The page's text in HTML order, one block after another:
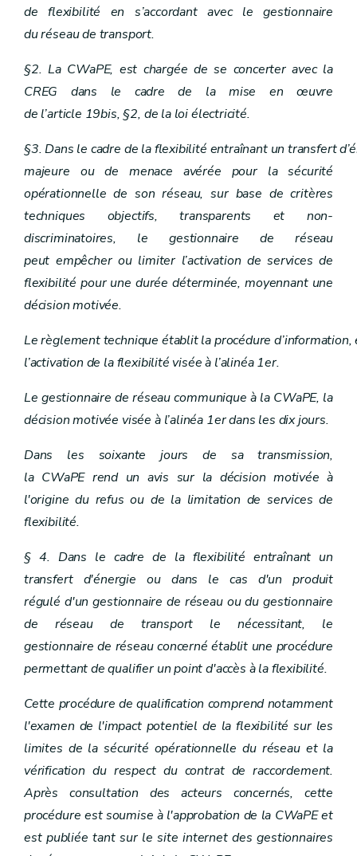
de flexibilité en s’accordant avec le gestionnaire
du réseau de transport.
§2. La CWaPE, est chargée de se concerter avec la
CREG dans le cadre de la mise en œuvre
de l’article 19bis, §2, de la loi électricité.
§3. Dans le cadre de la flexibilité entraînant un transfert
majeure ou de menace avérée pour la sécurité
opérationnelle de son réseau, sur base de critères
techniques objectifs, transparents et non-
discriminatoires, le gestionnaire de réseau
peut empêcher ou limiter l’activation de services de
flexibilité pour une durée déterminée, moyennant une
décision motivée.
Le règlement technique établit la procédure
l’activation de la flexibilité visée à l’alinéa 1er.
Le gestionnaire de réseau communique à la CWaPE, la
décision motivée visée à l’alinéa 1er dans les dix jours.
Dans les soixante jours de sa transmission,
la CWaPE rend un avis sur la décision motivée à
l'origine du refus ou de la limitation de services de
flexibilité.
§ 4. Dans le cadre de la flexibilité entraînant un
transfert d'énergie ou dans le cas d'un produit
régulé d'un gestionnaire de réseau ou du gestionnaire
de réseau de transport le nécessitant, le
gestionnaire de réseau concerné établit une procédure
permettant de qualifier un point d'accès à la flexibilité.
Cette procédure de qualification comprend notamment
l'examen de l'impact potentiel de la flexibilité sur les
limites de la sécurité opérationnelle du réseau et la
vérification du respect du contrat de raccordement.
Après consultation des acteurs concernés, cette
procédure est soumise à l'approbation de la CWaPE et
est publiée tant sur le site internet des gestionnaires